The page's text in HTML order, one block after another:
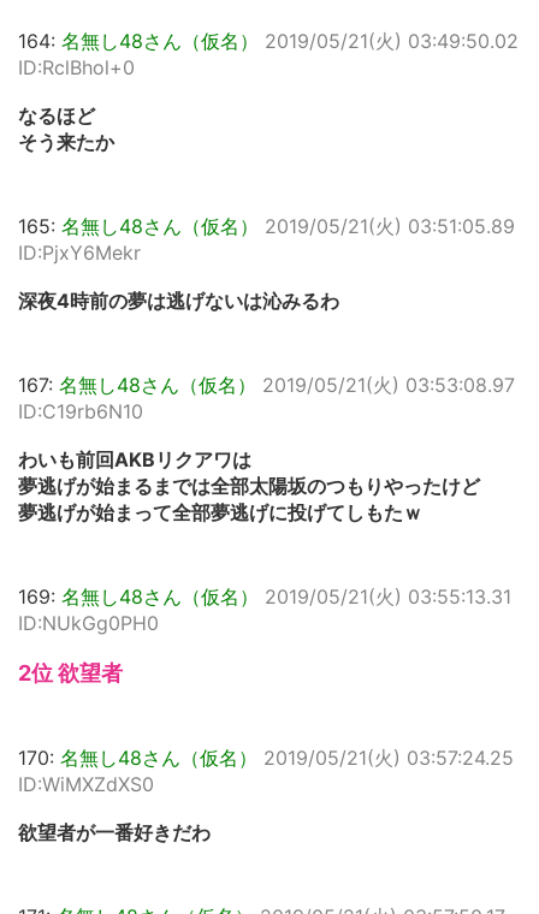
164: 名無し48さん（仮名）
2019/05/21(火) 03:49:50.02
ID:RclBhol+0
なるほど
そう来たか
165: 名無し48さん（仮名）
2019/05/21(火) 03:51:05.89
ID:PjxY6Mekr
深夜4時前の夢は逃げないは沁みるわ
167: 名無し48さん（仮名）
2019/05/21(火) 03:53:08.97
ID:C19rb6N10
わいも前回AKBリクアワは
夢逃げが始まるまでは全部太陽坂のつもりやったけど
夢逃げが始まって全部夢逃げに投げてしもたｗ
169: 名無し48さん（仮名）
2019/05/21(火) 03:55:13.31
ID:NUkGg0PH0
2位 欲望者
170: 名無し48さん（仮名）
2019/05/21(火) 03:57:24.25
ID:WiMXZdXS0
欲望者が一番好きだわ